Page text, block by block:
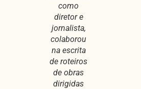
como
diretor e
jornalista,
colaborou
na escrita
de roteiros
de obras
dirigidas